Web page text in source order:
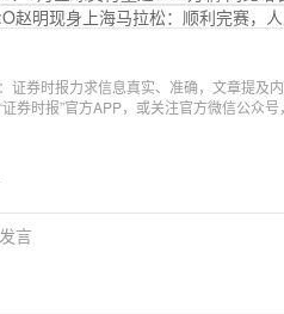
赵明现身上海马拉松：顺利完赛，
证券时报力求信息真实、准确，文章提及
证券时报”官方APP，或关注官方微信公众
言